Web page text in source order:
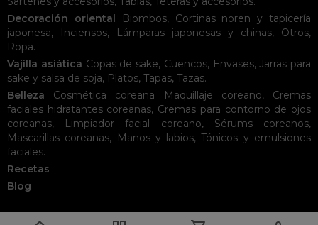
Decoración oriental
Biombos, Cortinas noren y tapicería
japonesa, Inciensos, Lámparas japonesas y chinas, Otros,
Ropa.
Vajilla asiática Copas de sake, Cuencos, Envases,Jarras para
sake y salsa de soja, Platos, Tapas, Tazas.
Belleza
Cosmética coreana Maquillaje coreano, Cremas
faciales hidratantes coreanas, Cremas para contorno de ojos
coreanas, Limpiador facial coreano, Sérums coreanos,
Mascarillas coreanas, Manos y labios,Tónicos y emulsiones
faciales.
Recetas
Blog